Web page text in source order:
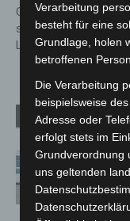
Gießwasser auf den
städtischen
Langenhagen wieder
Verwandte Artikel
Verarbeitung
besteht für eine
Grundlage, holen
betroffenen
Die Verarbeitung
beispielsweise
Adresse oder
erfolgt stets im
Grundverordnung
uns geltenden